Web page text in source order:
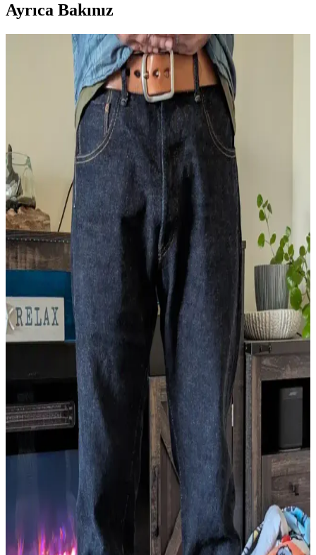
Ayrıca Bakınız
Bravestar Mojave ve Wrangler 13MWZ Ham
Denim Modellerinin 1 Yıllık Kullanım
Karşılaştırması
Bravestar Mojave ve Wrangler 13MWZ modelleri, 1 yıl boyunca
farklı kullanım ve bakım alışkanlıklarıyla test edilerek dayanıklılık,
tasarım ve estetik açıdan karşılaştırıldı. Her iki modelin avantajları ve
dezavantajları detaylandırıldı.
ONI Bumpy 277 Kuro Just Right Straight Jean:
Siyah Overdye Denim ve Kesim Özellikleri
ONI Bumpy 277 Kuro modeli, siyah overdye kotun derin tonları ve
özgün denim dokusuyla öne çıkıyor. Just Right Straight kesimi
rahatlık sunarken, kumaş kalitesi ve solma süreci kullanıcılarca
olumlu değerlendiriliyor.
Iron Heart 888S-21 Raw Denim Pantolonlarda
Doğru Beden Seçimi ve Uyum İpuçları
Iron Heart 888S-21 modelinde beden seçimi üst blok ve bacak
oranlarına bağlıdır. Bir beden küçültme genellikle yeterlidir, iki
beden küçültme bacaklarda orantısızlık yaratabilir. Denim çekmesi
ise dikkatle uygulanmalıdır.
Raw Denim Seçimi: Levi's STF, ONI Secret Denim
ve Jean Kesimleri Üzerine Detaylı Rehber
Raw denim seçiminde doğru beden, kumaş özellikleri ve jean
kesimleri kritik rol oynar. Levi's STF ve ONI Secret Denim
modelleriyle ilgili ölçüm farklılıkları ve kesim türleri detaylı şekilde
Naked and Famous Black Selvedge 29 Beden
Pantolonlarda Doğru Beden Seçimi ve Kullanım
Önerileri